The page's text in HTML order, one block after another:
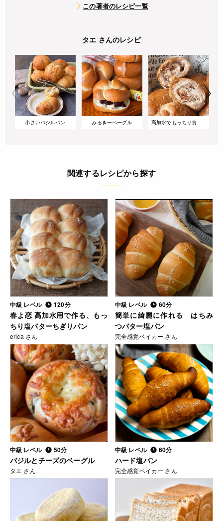
この著者のレシピ一覧
タエ さんのレシピ
小さいバジルパン みるきーベーグル 高加水でもっちり食感!バターが染みるくるみの塩パン
関連するレシピから探す
中級 レベル 120分
春よ恋 高加水用で作る、もっ
ちり塩バターちぎりパン
erica さん
中級 レベル 60分
簡単に綺麗に作れる はちみ
つバター塩パン
完全感覚ベイカー さん
中級 レベル 50分
バジルとチーズのベーグル
タエ さん
中級 レベル 60分
ハード塩パン
完全感覚ベイカー さん